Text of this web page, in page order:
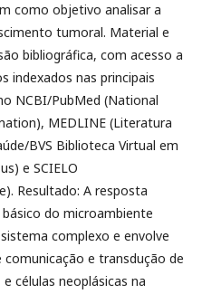
como objetivo analisar a
tumoral. Material e
bibliográfica, com acesso a
indexados nas principais
NCBI/PubMed (National
MEDLINE (Literatura
BVS Biblioteca Virtual em
e SCIELO
Resultado: A resposta
do microambiente
complexo e envolve
e transdução de
células neoplásicas na